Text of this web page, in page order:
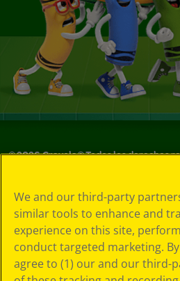
©2026Crayola® Todos los derechos
de privacidad
Política de
privacidad
Términos de SMS
GDPR
Aviso de
We and our third-party
similar tools to enhance and
experience on this site,
conduct targeted marketing.
agree to (1) our and our third-